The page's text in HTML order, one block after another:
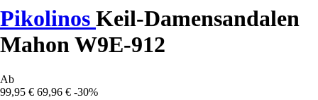
Pikolinos Keil-Damensandalen
Mahon W9E-912
Ab
99,95 € 69,96 € -30%